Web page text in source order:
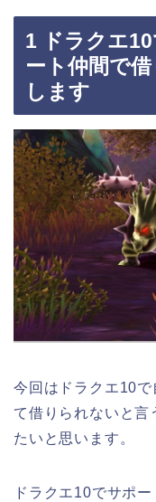
1 ドラクエ
ート仲間で
します
今回はドラクエ10
て借りられないと言
たいと思います。
ドラクエ10でサポ